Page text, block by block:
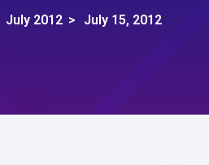
July 2012 > July 15, 2012